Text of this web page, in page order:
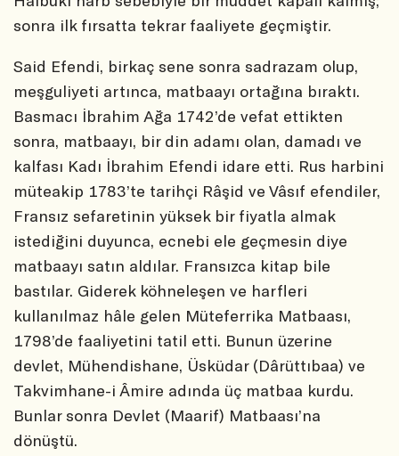
sonra ilk fırsatta tekrar faaliyete geçmiştir.
Said Efendi, birkaç sene sonra sadrazam olup,
meşguliyeti artınca, matbaayı ortağına bıraktı.
Basmacı İbrahim Ağa 1742’de vefat ettikten
sonra, matbaayı, bir din adamı olan, damadı ve
kalfası Kadı İbrahim Efendi idare etti. Rus harbini
müteakip 1783’te tarihçi Râşid ve Vâsıf efendiler,
Fransız sefaretinin yüksek bir fiyatla almak
istediğini duyunca, ecnebi ele geçmesin diye
matbaayı satın aldılar. Fransızca kitap bile
bastılar. Giderek köhneleşen ve harfleri
kullanılmaz hâle gelen Müteferrika Matbaası,
1798’de faaliyetini tatil etti. Bunun üzerine
devlet, Mühendishane, Üsküdar (Dârüttıbaa) ve
Takvimhane-i Âmire adında üç matbaa kurdu.
Bunlar sonra Devlet (Maarif) Matbaası’na
dönüştü.